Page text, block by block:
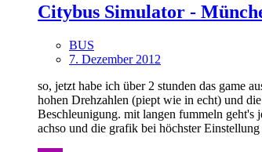
Citybus Simulator -
BUS
7. Dezember 2012
so, jetzt habe ich über 2 stunden das game
hohen Drehzahlen (piept wie in echt) und
Beschleunigung. mit langen fummeln geht's
achso und die grafik bei höchster